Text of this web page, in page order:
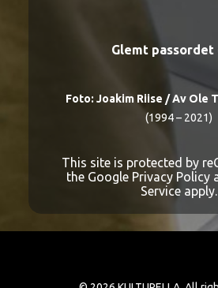
Glemt
Foto: Joakim Riise / Av Ole
(1994 – 2021)
This site is protected by
the Google Privacy Policy
Serviceapply.